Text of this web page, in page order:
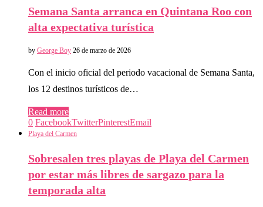
Semana Santa arranca en Quintana Roo con
alta expectativa turística
by George Boy 26 de marzo de 2026
Con el inicio oficial del periodo vacacional de Semana Santa,
los 12 destinos turísticos de…
Read more
0 FacebookTwitterPinterestEmail
Playa del Carmen
Sobresalen tres playas de Playa del Carmen
por estar más libres de sargazo para la
temporada alta